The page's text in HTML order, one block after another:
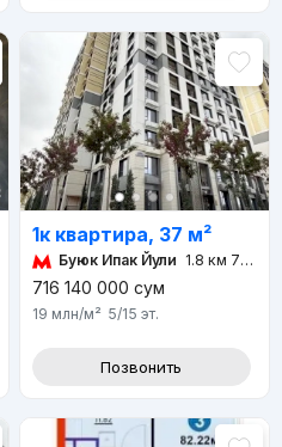
1к квартира, 37 м²
Буюк Ипак Йули 1.8 км 7 мин
716 140 000 сум
19 млн/м² 5/15 эт.
Позвонить